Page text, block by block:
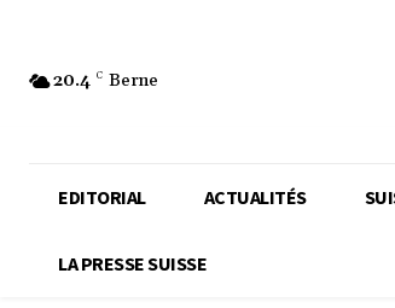
20.4 C Berne
EDITORIAL ACTUALITÉS
LA PRESSE SUISSE